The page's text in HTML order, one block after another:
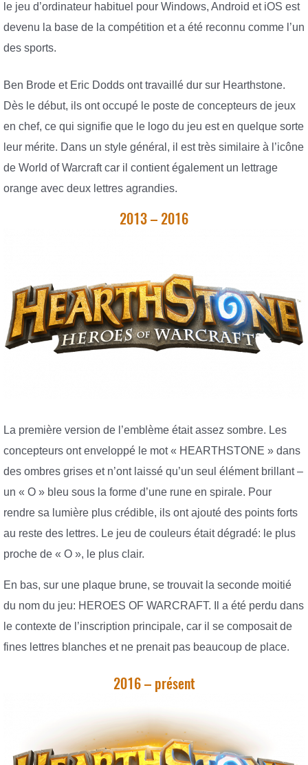
le jeu d’ordinateur habituel pour Windows, Android et iOS est
devenu la base de la compétition et a été reconnu comme l’un
des sports.
Ben Brode et Eric Dodds ont travaillé dur sur Hearthstone.
Dès le début, ils ont occupé le poste de concepteurs de jeux
en chef, ce qui signifie que le logo du jeu est en quelque sorte
leur mérite. Dans un style général, il est très similaire à l’icône
de World of Warcraft car il contient également un lettrage
orange avec deux lettres agrandies.
2013 – 2016
La première version de l’emblème était assez sombre. Les
concepteurs ont enveloppé le mot « HEARTHSTONE » dans
des ombres grises et n’ont laissé qu’un seul élément brillant –
un « O » bleu sous la forme d’une rune en spirale. Pour
rendre sa lumière plus crédible, ils ont ajouté des points forts
au reste des lettres. Le jeu de couleurs était dégradé: le plus
proche de « O », le plus clair.
En bas, sur une plaque brune, se trouvait la seconde moitié
du nom du jeu: HEROES OF WARCRAFT. Il a été perdu dans
le contexte de l’inscription principale, car il se composait de
fines lettres blanches et ne prenait pas beaucoup de place.
2016 – présent